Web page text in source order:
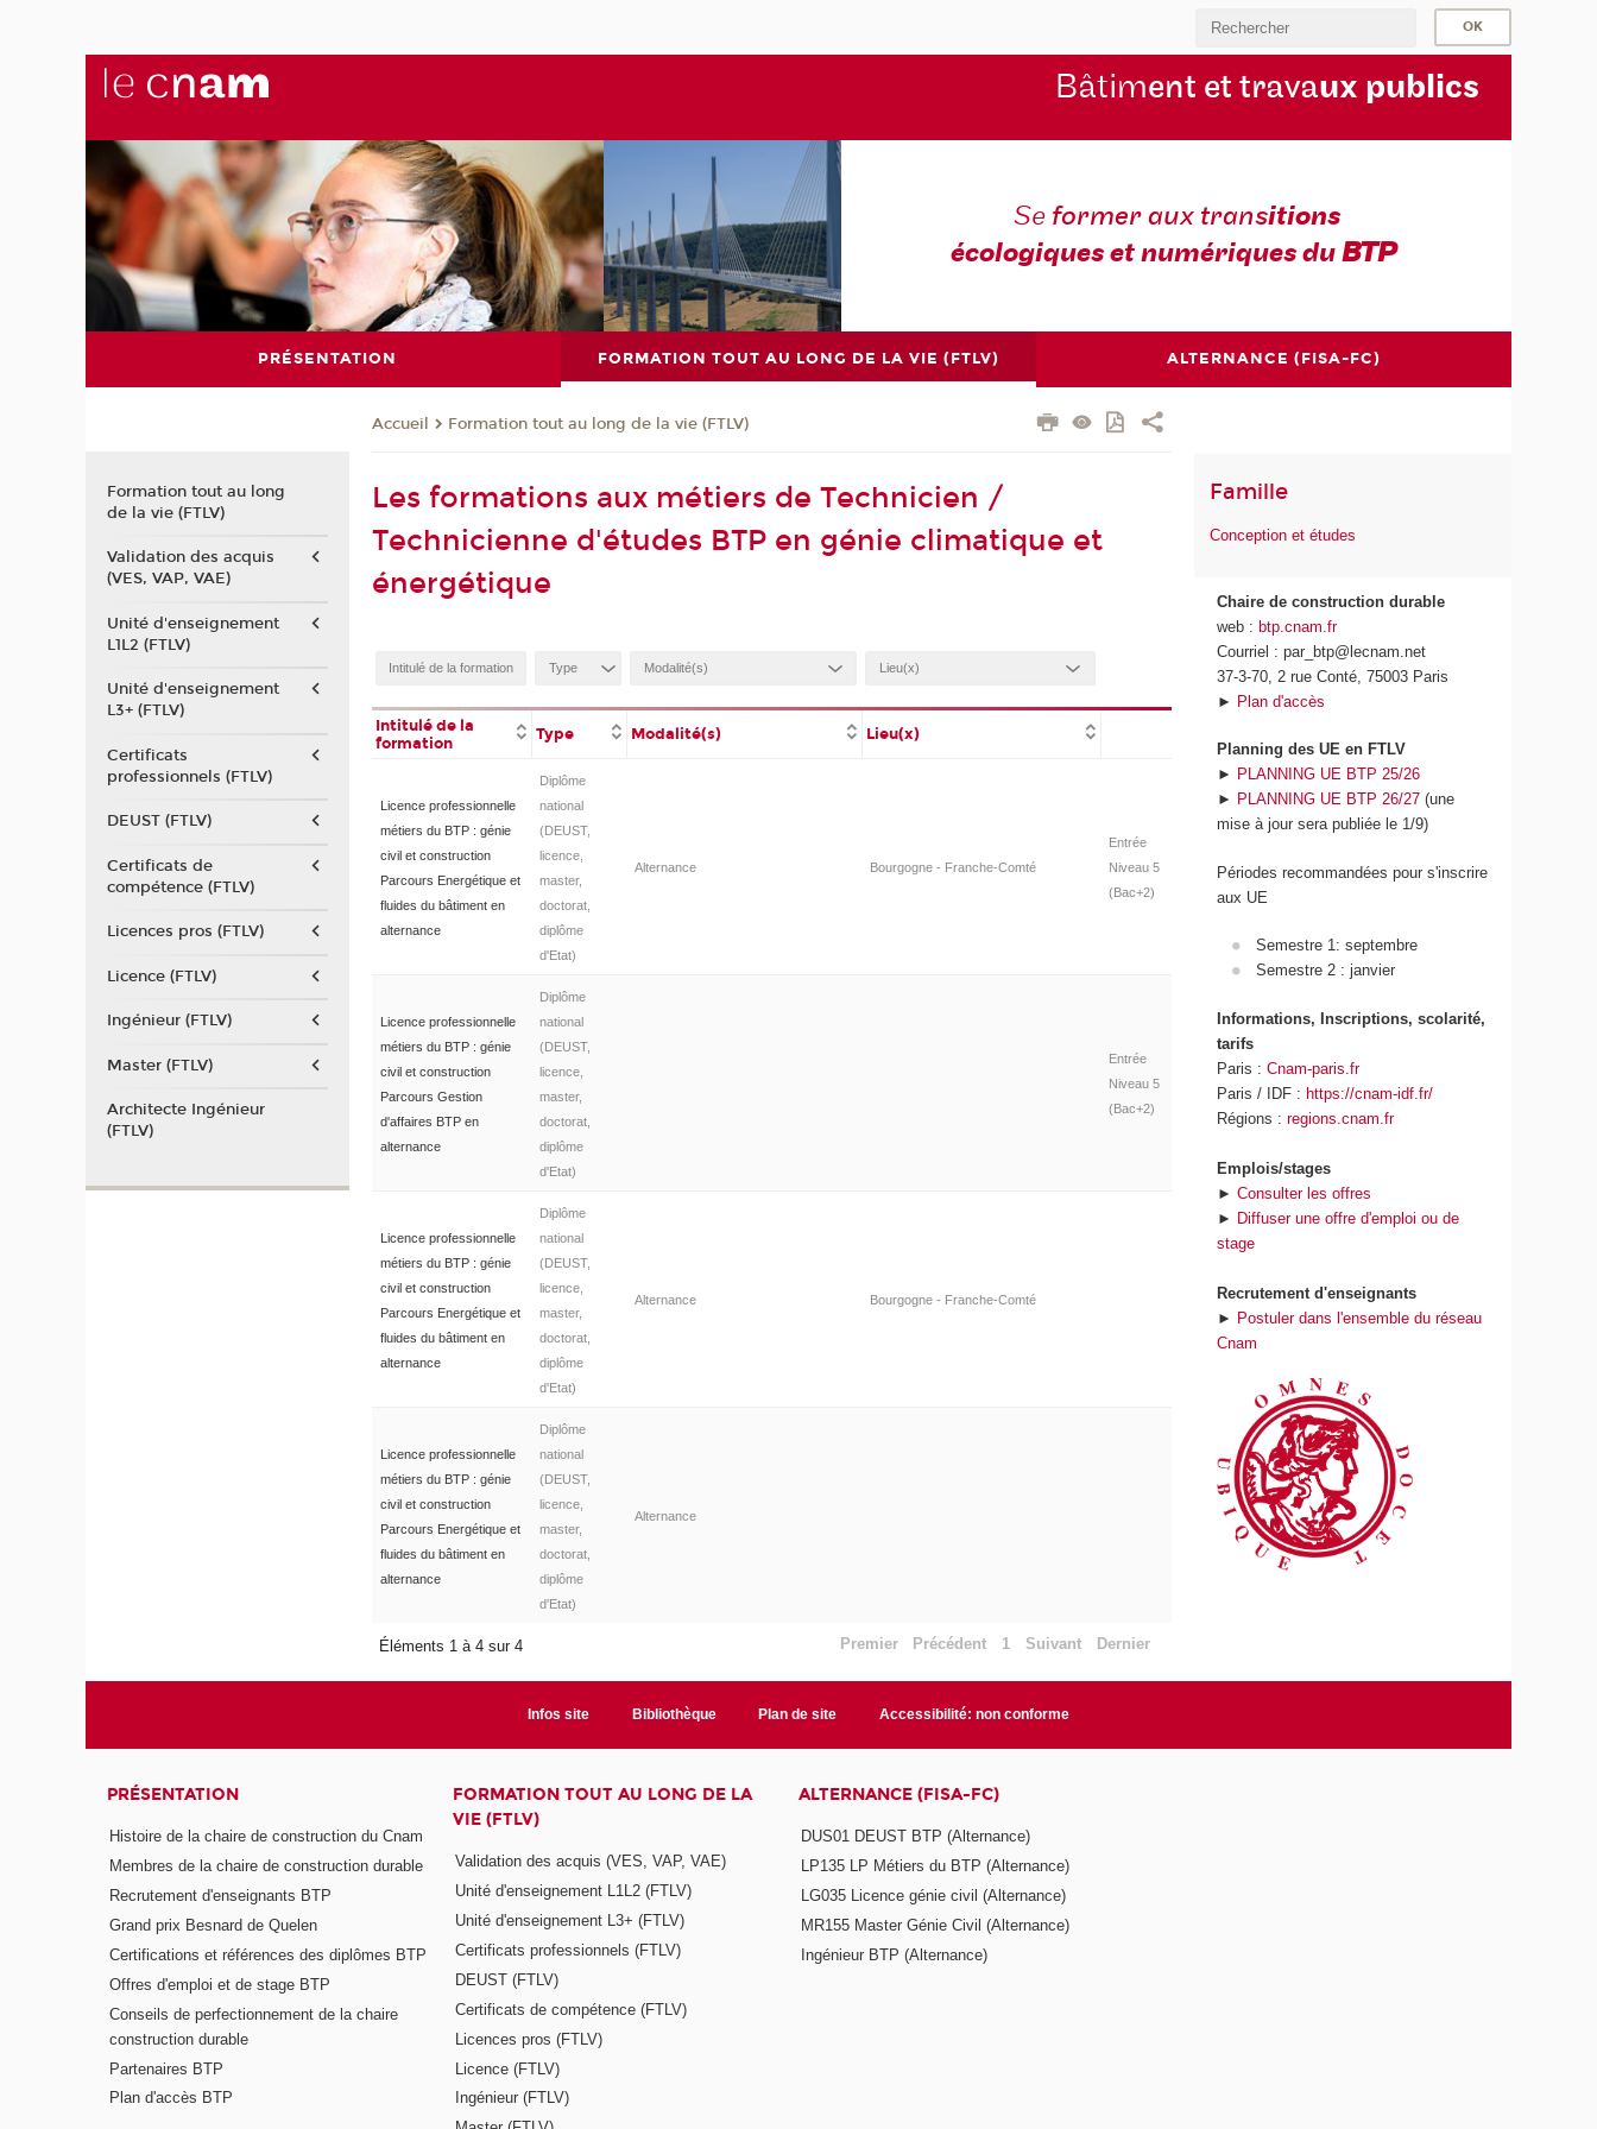
Bâtiment et travaux publics
Se former aux transitions
écologiques et numériques duBTP
PRÉSENTATION FORMATION TOUT AU LONG DE LA VIE (FTLV) ALTERNANCE (FISA-FC)
Accueil Formation tout au long de la vie (FTLV)
Les formations aux métiers de Technicien /
Technicienne d'études BTP en génie climatique et
énergétique
Intitulé de la
formation
Type Modalité(s) Lieu(x)
Licence professionnelle
métiers du BTP : génie
civil et construction
Parcours Energétique et
fluides du bâtiment en
alternance
Diplôme
national
(DEUST,
licence,
master,
doctorat,
diplôme
d'Etat)
Alternance Bourgogne - Franche-Comté
Entrée
Niveau 5
(Bac+2)
Licence professionnelle
métiers du BTP : génie
civil et construction
Parcours Gestion
d'affaires BTP en
alternance
Diplôme
national
(DEUST,
licence,
master,
doctorat,
diplôme
d'Etat)
Entrée
Niveau 5
(Bac+2)
Licence professionnelle
métiers du BTP : génie
civil et construction
Parcours Energétique et
fluides du bâtiment en
alternance
Diplôme
national
(DEUST,
licence,
master,
doctorat,
diplôme
d'Etat)
Alternance Bourgogne - Franche-Comté
Licence professionnelle
métiers du BTP : génie
civil et construction
Parcours Energétique et
fluides du bâtiment en
alternance
Diplôme
national
(DEUST,
licence,
master,
doctorat,
diplôme
d'Etat)
Alternance
Éléments 1 à 4 sur 4 Premier Précédent 1 Suivant Dernier
Famille
Conception et études
Chaire de construction durable
web : btp.cnam.fr
Courriel : par_btp@lecnam.net
37-3-70, 2 rue Conté, 75003 Paris
► Plan d'accès
Planning des UE en FTLV
► PLANNING UE BTP 25/26
► PLANNING UE BTP 26/27 (une
mise à jour sera publiée le 1/9)
Périodes recommandées pour s'inscrire
aux UE
Semestre 1: septembre
Semestre 2 : janvier
Informations, Inscriptions, scolarité,
tarifs
Paris :Cnam-paris.fr
Paris / IDF : https://cnam-idf.fr/
Régions :regions.cnam.fr
Emplois/stages
►Consulter les offres
► Diffuser une offre d'emploi ou de
stage
Recrutement d'enseignants
► Postuler dans l'ensemble du réseau
Cnam
Formation tout au long
de la vie (FTLV)
Validation des acquis
(VES, VAP, VAE)
Unité d'enseignement
L1L2 (FTLV)
Unité d'enseignement
L3+ (FTLV)
Certificats
professionnels (FTLV)
DEUST (FTLV)
Certificats de
compétence (FTLV)
Licences pros (FTLV)
Licence (FTLV)
Ingénieur (FTLV)
Master (FTLV)
Architecte Ingénieur
(FTLV)
Infos site Bibliothèque Plan de site Accessibilité: non conforme
PRÉSENTATION
Histoire de la chaire de construction du Cnam
Membres de la chaire de construction durable
Recrutement d'enseignants BTP
Grand prix Besnard de Quelen
Certifications et références des diplômes BTP
Offres d'emploi et de stage BTP
Conseils de perfectionnement de la chaire
construction durable
Partenaires BTP
Plan d'accès BTP
FORMATION TOUT AU LONG DE LA
VIE (FTLV)
Validation des acquis (VES, VAP, VAE)
Unité d'enseignement L1L2 (FTLV)
Unité d'enseignement L3+ (FTLV)
Certificats professionnels (FTLV)
DEUST (FTLV)
Certificats de compétence (FTLV)
Licences pros (FTLV)
Licence (FTLV)
Ingénieur (FTLV)
ALTERNANCE (FISA-FC)
DUS01 DEUST BTP (Alternance)
LP135 LP Métiers du BTP (Alternance)
LG035 Licence génie civil (Alternance)
MR155 Master Génie Civil (Alternance)
Ingénieur BTP (Alternance)